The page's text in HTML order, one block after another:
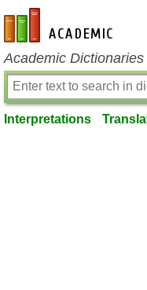
en-academic.com
Academic
Interpretations